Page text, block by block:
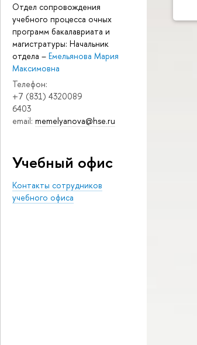
Отдел сопровождения
учебного процесса очных
программ бакалавриата и
магистратуры: Начальник
отдела – Емельянова Мария
Максимовна
Телефон:
+7 (831) 4320089
6403
email: memelyanova@hse.ru
Учебный офис
Контакты сотрудников
учебного офиса